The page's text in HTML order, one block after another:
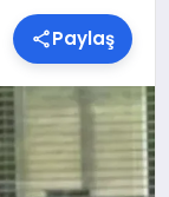
Paylaş